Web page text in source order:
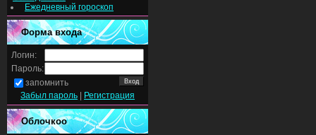
Ежедневный гороскоп
Форма входа
Логин:
Пароль:
запомнить
Забыл пароль
Регистрация
Облочкоо